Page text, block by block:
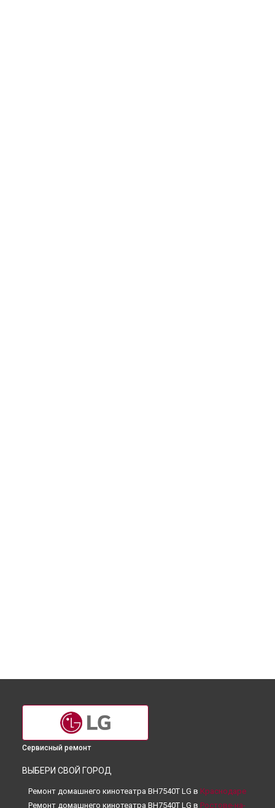
Сервисный ремонт
ВЫБЕРИ СВОЙ ГОРОД
Ремонт домашнего кинотеатра BH7540T LG в Краснодаре
Ремонт домашнего кинотеатра BH7540T LG в Ростове-на-